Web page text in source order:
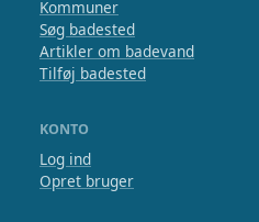
Kommuner
Søg badested
Artikler om badevand
Tilføj badested
KONTO
Log ind
Opret bruger